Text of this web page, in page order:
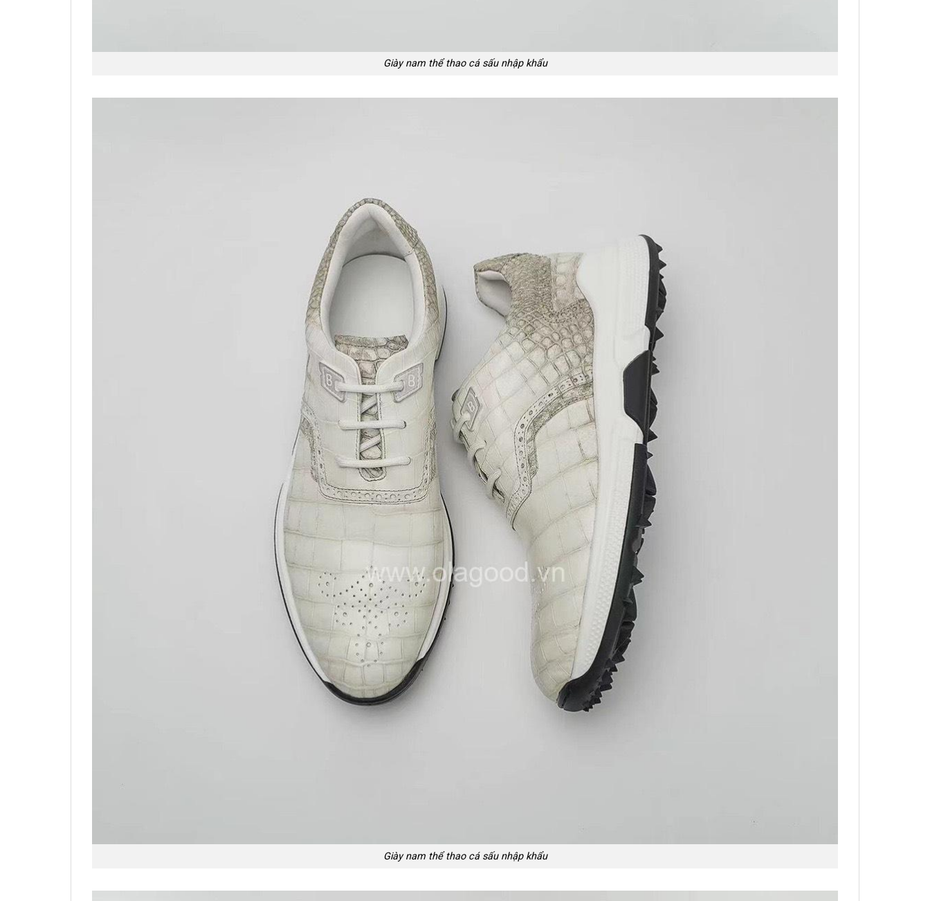
Giày nam thể thao cá sấu nhập khẩu
Giày nam thể thao cá sấu nhập khẩu